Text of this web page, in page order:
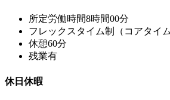
所定労働時間8時間00分
フレックスタイム制（コアタイム
休憩60分
残業有
休日休暇